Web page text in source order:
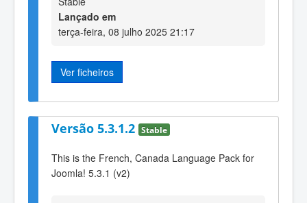
Lançado em
terça-feira, 08 julho 2025 21:17
Ver ficheiros
Versão 5.3.1.2 Stable
This is the French, Canada Language Pack for
Joomla! 5.3.1 (v2)